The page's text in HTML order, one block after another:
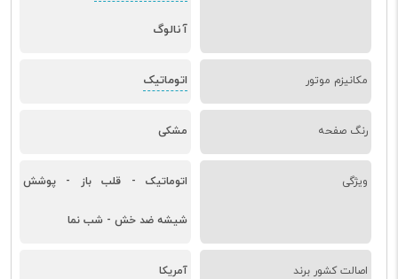
آنالوگ
مکانیزم موتور اتوماتیک
رنگ صفحه مشکی
ویژگی اتوماتیک - قلب باز - پوشش
شیشه ضد خش - شب نما
اصالت کشور برند آمریکا